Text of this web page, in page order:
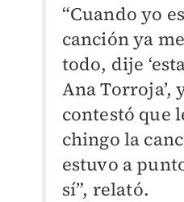
“Cuando yo
canción ya
todo, dije
Ana Torroja’,
contestó que
chingo la
estuvo a
sí”, relató.